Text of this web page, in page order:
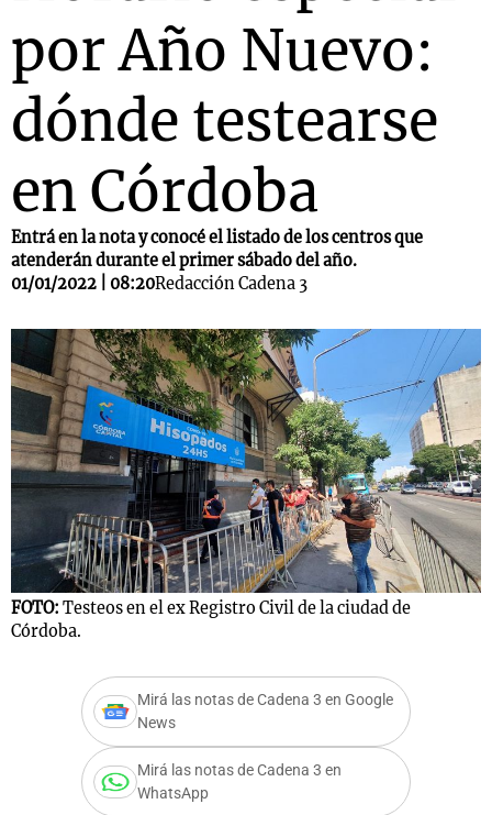
por Año Nuevo:
dónde testearse
en Córdoba
Entrá en la nota y conocé el listado de los centros que
atenderán durante el primer sábado del año.
01/01/2022 | 08:20Redacción Cadena 3
FOTO: Testeos en el ex Registro Civil de la ciudad de
Córdoba.
Mirá las notas de Cadena 3 en Google
News
Mirá las notas de Cadena 3 en
WhatsApp
Notas
Mundial 2026
La Sole en
Cadena 3